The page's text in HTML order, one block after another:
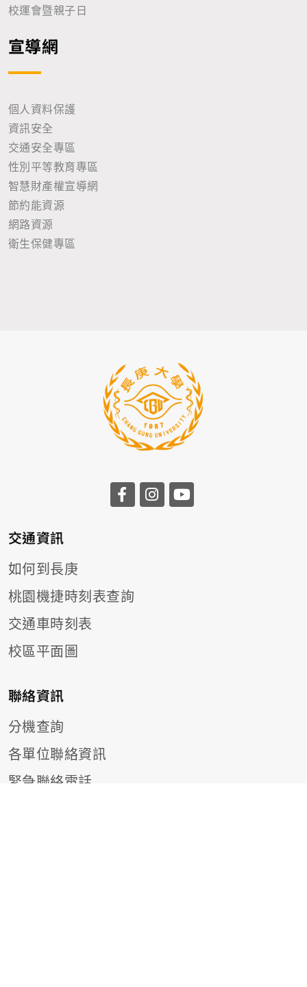
校運會暨親子日
宣導網
個人資料保護
資訊安全
交通安全專區
性別平等教育專區
智慧財產權宣導網
節約能資源
網路資源
衛生保健專區
前往長庚大學facebook
前往長庚大學
交通資訊
如何到長庚
桃園機捷時刻表查詢
交通車時刻表
校區平面圖
聯絡資訊
分機查詢
各單位聯絡資訊
緊急聯絡電話